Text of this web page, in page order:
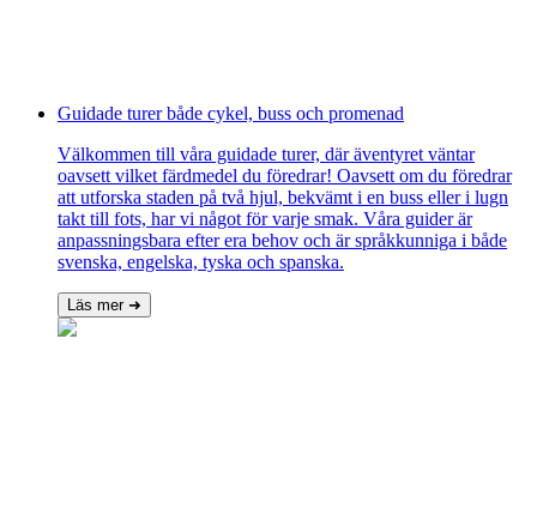
Guidade turer både cykel, buss och promenad
Välkommen till våra guidade turer, där äventyret väntar
oavsett vilket färdmedel du föredrar! Oavsett om du föredrar
att utforska staden på två hjul, bekvämt i en buss eller i lugn
takt till fots, har vi något för varje smak. Våra guider är
anpassningsbara efter era behov och är språkkunniga i både
svenska, engelska, tyska och spanska.
Läs mer ➜